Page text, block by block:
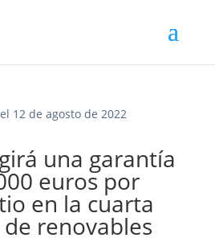
12 de agosto de 2022
una garantía
euros por
en la cuarta
renovables